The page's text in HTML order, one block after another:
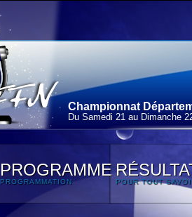
Championnat
Du Samedi 21 au Dimanche
PROGRAMME
PROGRAMMATION POUR TOUT